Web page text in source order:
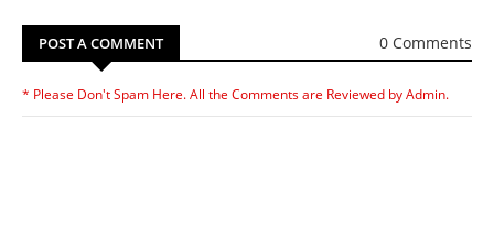
POST A COMMENT 0 Comments
* Please Don't Spam Here. All the Comments are Reviewed by Admin.